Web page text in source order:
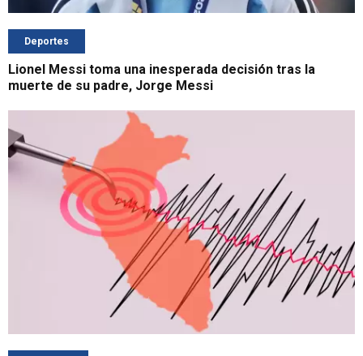
Deportes
Lionel Messi toma una inesperada decisión tras la
muerte de su padre, Jorge Messi